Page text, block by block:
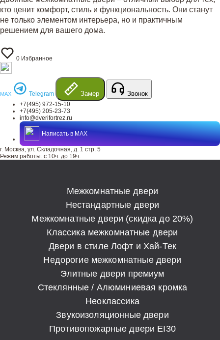
кто ценит комфорт, стиль и функциональность. Они станут
не только элементом интерьера, но и практичным
решением для вашего дома.
0 Избранное
MAX Telegram Замер Звонок
+7(495) 972-15-10
+7(495) 205-23-73
info@dverifortrez.ru
Написать в MAX
г. Москва, ул. Складочная, д. 1 стр. 5
Режим работы: с 10ч. до 19ч.
Межкомнатные двери
Нестандартные двери
Межкомнатные двери (скидка до 20%)
Классика межкомнатные двери
Двери в стиле Лофт и Хай-Тек
Недорогие межкомнатные двери
Элитные двери премиум
Стеклянные / Алюминиевая кромка
Неоклассика
Звукоизоляционные двери
Противопожарные двери EI30